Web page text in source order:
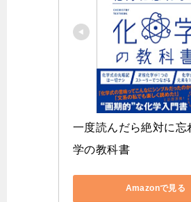
一度読んだら絶対に忘
学の教科書
Amazonで見る